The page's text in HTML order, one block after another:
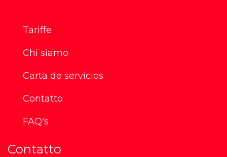
Tariffe
Chi siamo
Carta de servicios
Contatto
FAQ's
Contatto